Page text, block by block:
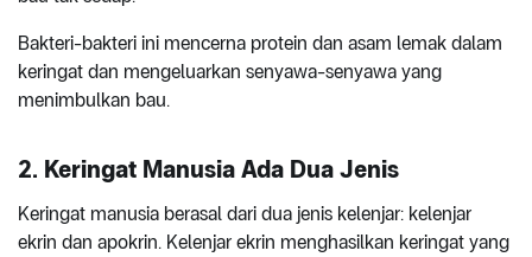
Bakteri-bakteri ini mencerna protein dan asam lemak dalam
keringat dan mengeluarkan senyawa-senyawa yang
menimbulkan bau.
2. Keringat Manusia Ada Dua Jenis
Keringat manusia berasal dari dua jenis kelenjar: kelenjar
ekrin dan apokrin. Kelenjar ekrin menghasilkan keringat yang